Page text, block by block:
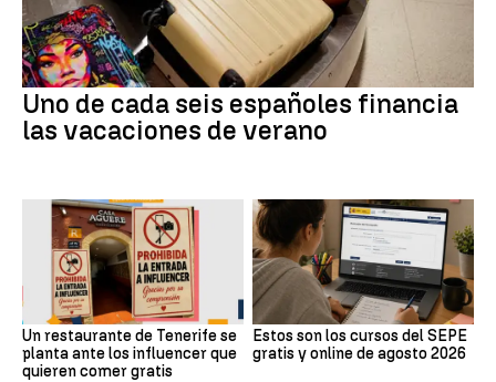
Uno de cada seis españoles financia
las vacaciones de verano
Un restaurante de Tenerife se
planta ante los influencer que
quieren comer gratis
Estos son los cursos del SEPE
gratis y online de agosto 2026